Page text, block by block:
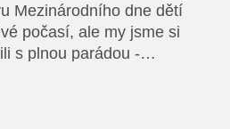
Mezinárodního dne dětí
počasí, ale my jsme si
s plnou parádou -
her a úkolů, za jejichž